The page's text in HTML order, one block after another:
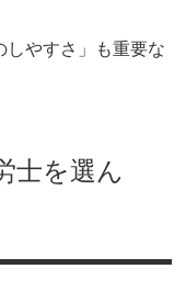
しやすさ」も重要な
士を選ん